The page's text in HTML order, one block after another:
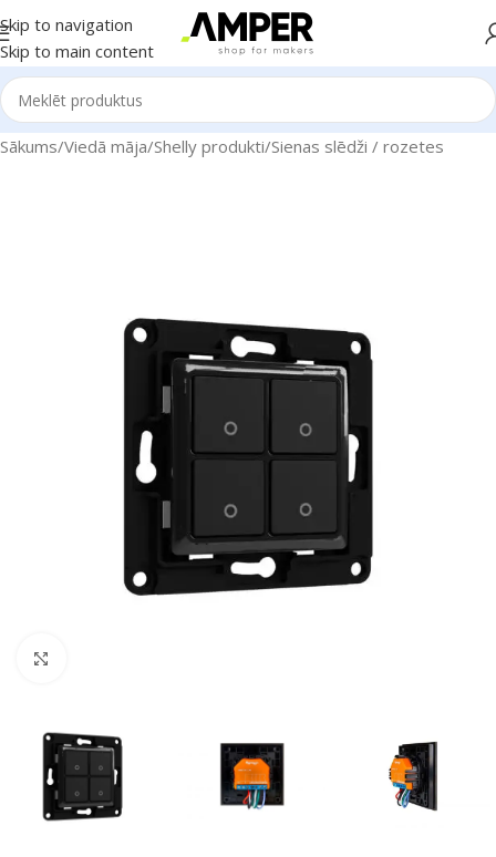
Skip to navigation
Skip to main content
Sākums/Viedā māja/Shelly produkti/Sienas slēdži / rozetes